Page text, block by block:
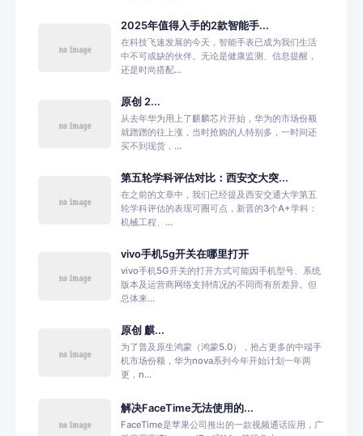
2025年值得入手的2款智能手...
在科技飞速发展的今天，智能手表已成为我们生活
中不可或缺的伙伴。无论是健康监测、信息提醒，
还是时尚搭配...
原创 2...
从去年华为用上了麒麟芯片开始，华为的市场份额
就蹭蹭的往上涨，当时抢购的人特别多，一时间还
买不到现货，...
第五轮学科评估对比：西安交大突...
在之前的文章中，我们已经提及西安交通大学第五
轮学科评估的表现可圈可点，新晋的3个A+学科：
机械工程、...
vivo手机5g开关在哪里打开
vivo手机5G开关的打开方式可能因手机型号、系统
版本及运营商网络支持情况的不同而有所差异。但
总体来...
原创 麒...
为了普及原生鸿蒙（鸿蒙5.0），抢占更多的中端手
机市场份额，华为nova系列今年开始计划一年两
更，n...
解决FaceTime无法使用的...
FaceTime是苹果公司推出的一款视频通话应用，广